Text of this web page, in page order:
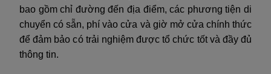
bao gồm chỉ đường đến địa điểm, các phương tiện di
chuyển có sẵn, phí vào cửa và giờ mở cửa chính thức
để đảm bảo có trải nghiệm được tổ chức tốt và đầy đủ
thông tin.